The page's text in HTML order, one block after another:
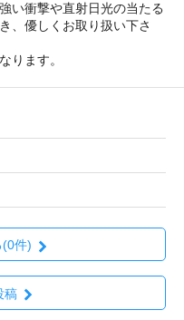
い衝撃や直射日光の当たる
、優しくお取り扱い下さ
ります。
(0件)
稿